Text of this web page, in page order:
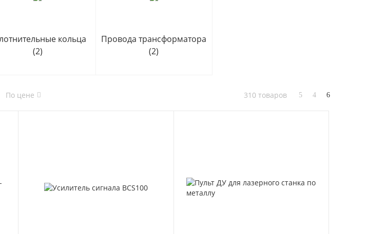
кольца
(2)
Провода трансформатора
(2)
По цене 310 товаров